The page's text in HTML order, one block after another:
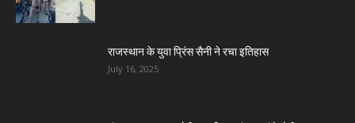
राजस्थान के युवा प्रिंस सैनी ने रचा इतिहास
July 16, 2025